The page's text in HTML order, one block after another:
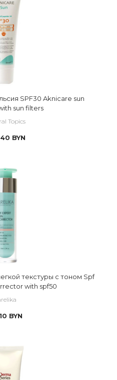
SPF30 Aknicare sun
sun filters
Topics
BYN
текстуры с тоном Spf
with spf50
BYN